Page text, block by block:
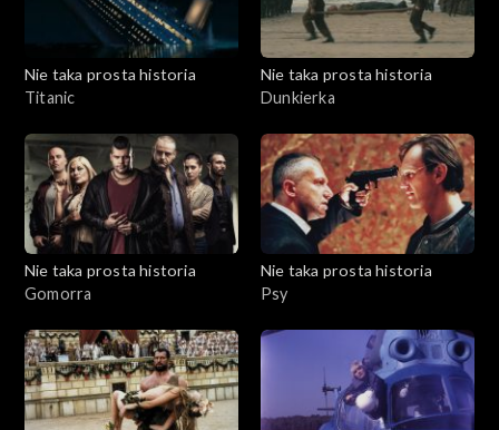
Nie taka prosta historia
Titanic
Nie taka prosta historia
Dunkierka
Nie taka prosta historia
Gomorra
Nie taka prosta historia
Psy